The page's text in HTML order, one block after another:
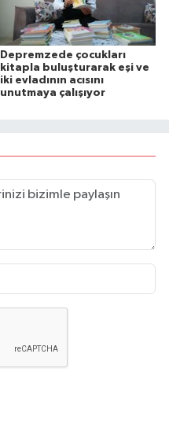
Depremzede çocukları
kitapla buluşturarak eşi ve
iki evladının acısını
unutmaya çalışıyor